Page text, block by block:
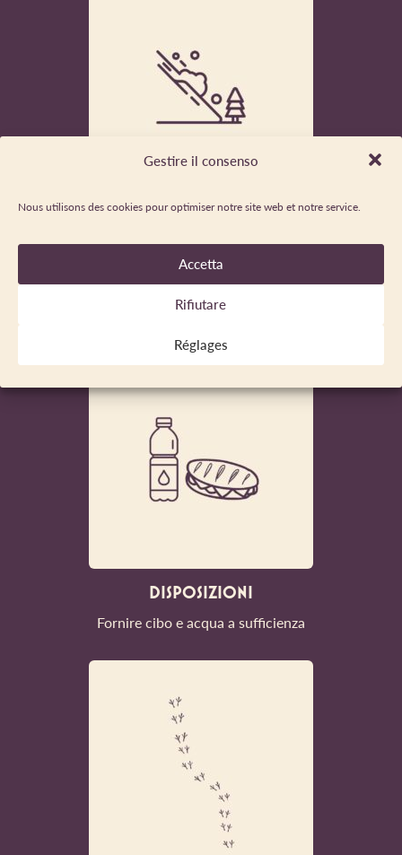
Gestire il consenso
Nous utilisons des cookies pour optimiser notre site web et notre service.
Accetta
Rifiutare
Réglages
DISPOSIZIONI
Fornire cibo e acqua a sufficienza